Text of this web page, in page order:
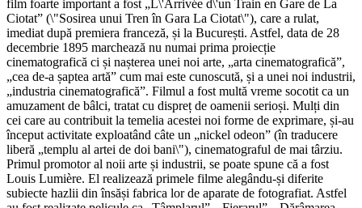
film foarte important a fost „L\'Arrivée d\'un Train en Gare de La
Ciotat” (\"Sosirea unui Tren în Gara La Ciotat\"), care a rulat,
imediat după premiera franceză, și la București. Astfel, data de 28
decembrie 1895 marchează nu numai prima proiecție
cinematografică ci și nașterea unei noi arte, „arta cinematografică”,
„cea de-a șaptea artă” cum mai este cunoscută, și a unei noi industrii,
„industria cinematografică”. Filmul a fost multă vreme socotit ca un
amuzament de bâlci, tratat cu dispreț de oamenii serioși. Mulți din
cei care au contribuit la temelia acestei noi forme de exprimare, și-au
început activitate exploatând câte un „nickel odeon” (în traducere
liberă „templu al artei de doi bani\"), cinematograful de mai târziu.
Primul promotor al noii arte și industrii, se poate spune că a fost
Louis Lumière. El realizează primele filme alegându-și diferite
subiecte hazlii din însăși fabrica lor de aparate de fotografiat. Astfel